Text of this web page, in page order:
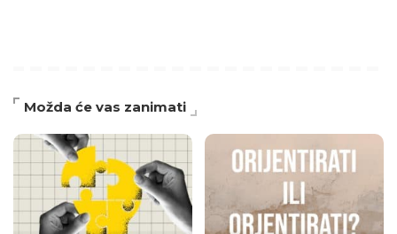
Možda će vas zanimati